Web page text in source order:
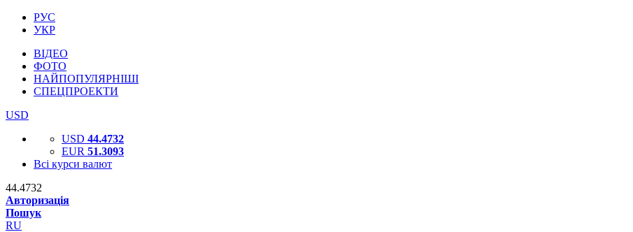
РУС
УКР
ВІДЕО
ФОТО
НАЙПОПУЛЯРНІШІ
СПЕЦПРОЕКТИ
USD
USD 44.4732
EUR 51.3093
Всі курси валют
44.4732
Авторизація
Пошук
RU